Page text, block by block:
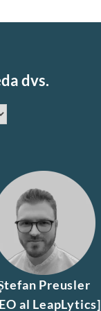
dvs.
Preusler
al LeapLytics]